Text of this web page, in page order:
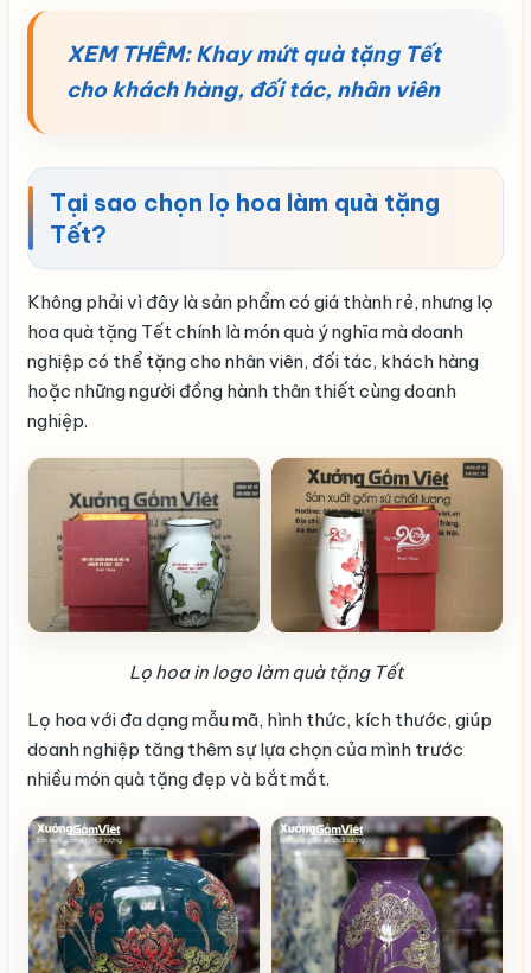
XEM THÊM:Khay mứt quà tặng Tết
cho khách hàng, đối tác, nhân viên
Tại sao chọn lọ hoa làm quà tặng
Tết?
Không phải vì đây là sản phẩm có giá thành rẻ, nhưng lọ
hoa quà tặng Tết chính là món quà ý nghĩa mà doanh
nghiệp có thể tặng cho nhân viên, đối tác, khách hàng
hoặc những người đồng hành thân thiết cùng doanh
nghiệp.
Lọ hoa in logo làm quà tặng Tết
Lọ hoa với đa dạng mẫu mã, hình thức, kích thước, giúp
doanh nghiệp tăng thêm sự lựa chọn của mình trước
nhiều món quà tặng đẹp và bắt mắt.